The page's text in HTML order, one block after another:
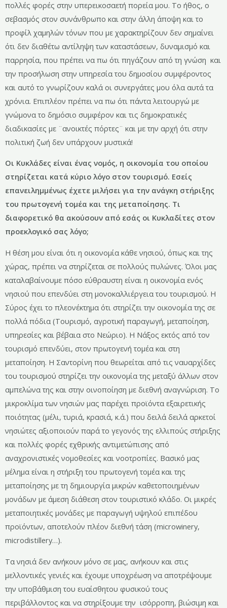
πολλές φορές στην υπερεικοσαετή πορεία μου. Το ήθος, ο
σεβασμός στον συνάνθρωπο και στην άλλη άποψη και το
προφίλ χαμηλών τόνων που με χαρακτηρίζουν δεν σημαίνει
ότι δεν διαθέτω αντίληψη των καταστάσεων, δυναμισμό και
παρρησία, που πρέπει να πω ότι πηγάζουν από τη γνώση και
την προσήλωση στην υπηρεσία του δημοσίου συμφέροντος
και αυτό το γνωρίζουν καλά οι συνεργάτες μου όλα αυτά τα
χρόνια. Επιπλέον πρέπει να πω ότι πάντα λειτουργώ με
γνώμονα το δημόσιο συμφέρον και τις δημοκρατικές
διαδικασίες με ¨ανοικτές πόρτες¨ και με την αρχή ότι στην
πολιτική ζωή δεν υπάρχουν μυστικά!
Οι Κυκλάδες είναι ένας νομός, η οικονομία του οποίου
στηρίζεται κατά κύριο λόγο στον τουρισμό. Εσείς
επανειλημμένως έχετε μιλήσει για την ανάγκη στήριξης
του πρωτογενή τομέα και της μεταποίησης. Τι
διαφορετικό θα ακούσουν από εσάς οι Κυκλαδίτες στον
προεκλογικό σας λόγο;
Η θέση μου είναι ότι η οικονομία κάθε νησιού, όπως και της
χώρας, πρέπει να στηρίζεται σε πολλούς πυλώνες. Όλοι μας
καταλαβαίνουμε πόσο εύθραυστη είναι η οικονομία ενός
νησιού που επενδύει στη μονοκαλλιέργεια του τουρισμού. Η
Σύρος έχει το πλεονέκτημα ότι στηρίζει την οικονομία της σε
πολλά πόδια (Τουρισμό, αγροτική παραγωγή, μεταποίηση,
υπηρεσίες και βέβαια στο Νεώριο). Η Νάξος εκτός από τον
τουρισμό επενδύει, στον πρωτογενή τομέα και στη
μεταποίηση. Η Σαντορίνη που θεωρείται από τις ναυαρχίδες
του τουρισμού στηρίζει την οικονομία της μεταξύ άλλων στον
αμπελώνα της και στην οινοποίηση με διεθνή αναγνώριση. Το
μικροκλίμα των νησιών μας παρέχει προϊόντα εξαιρετικής
ποιότητας (μέλι, τυριά, κρασιά, κ.ά.) που δειλά δειλά αρκετοί
νησιώτες αξιοποιούν παρά το γεγονός της ελλιπούς στήριξης
και πολλές φορές εχθρικής αντιμετώπισης από
αναχρονιστικές νομοθεσίες και νοοτροπίες. Βασικό μας
μέλημα είναι η στήριξη του πρωτογενή τομέα και της
μεταποίησης με τη δημιουργία μικρών καθετοποιημένων
μονάδων με άμεση διάθεση στον τουριστικό κλάδο. Οι μικρές
μεταποιητικές μονάδες με παραγωγή υψηλού επιπέδου
προϊόντων, αποτελούν πλέον διεθνή τάση (microwinery,
microdistillery…).
Τα νησιά δεν ανήκουν μόνο σε μας, ανήκουν και στις
μελλοντικές γενιές και έχουμε υποχρέωση να αποτρέψουμε
την υποβάθμιση του ευαίσθητου φυσικού τους
περιβάλλοντος και να στηρίξουμε την ισόρροπη, βιώσιμη και